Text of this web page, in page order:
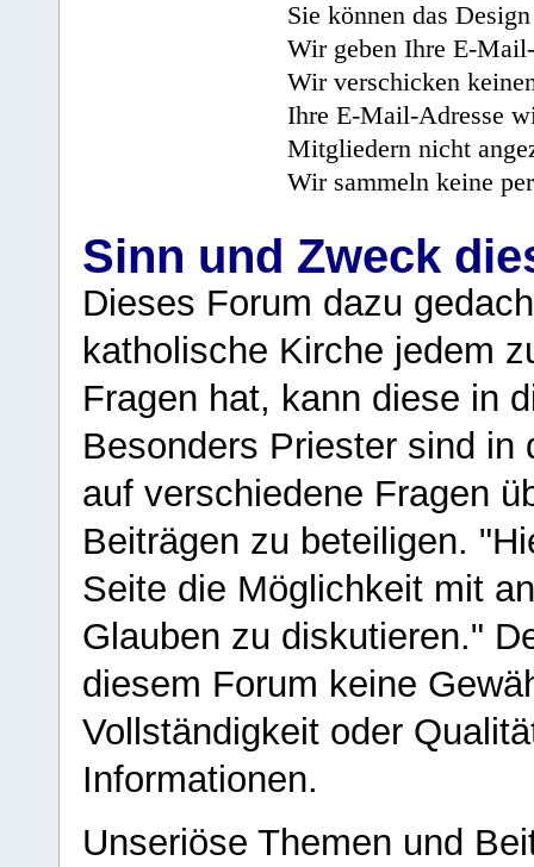
Sie können das
Wir geben Ihre E-
Wir verschicken
Ihre E-Mail-Adresse
Mitgliedern nicht
Wir sammeln keine
Sinn und Zweck
Dieses Forum dazu
katholische Kirche jedem
Fragen hat, kann diese in
Besonders Priester sind in
auf verschiedene Fragen
Beiträgen zu beteiligen.
Seite die Möglichkeit mit
Glauben zu diskutieren."
diesem Forum keine
Vollständigkeit oder
Informationen.
Unseriöse Themen und